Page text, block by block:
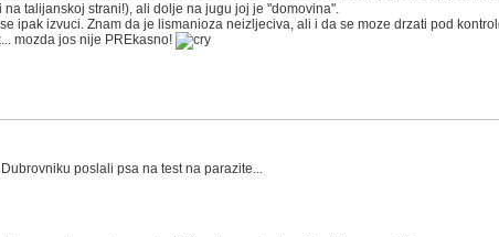
talijanskoj strani!), ali dolje na jugu joj je "domovina".
ipak izvuci. Znam da je lismanioza neizljeciva, ali i da se moze drzati pod
mozda jos nije PREkasno!
poslali psa na test na parazite...